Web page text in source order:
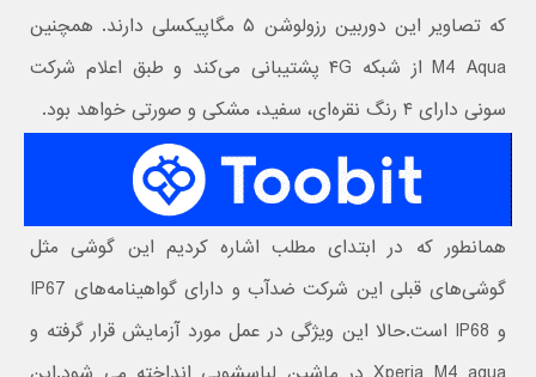
که تصاویر این دوربین رزولوشن ۵ مگاپیکسلی دارند. همچنین
M4 Aqua از شبکه ۴G پشتیبانی می‌کند و طبق اعلام شرکت
سونی دارای ۴ رنگ نقره‌ای، سفید، مشکی و صورتی خواهد بود.
همانطور که در ابتدای مطلب اشاره کردیم این گوشی مثل
گوشی‌های قبلی این شرکت ضدآب و دارای گواهینامه‌های IP67
و IP68 است.حالا این ویژگی در عمل مورد آزمایش قرار گرفته و